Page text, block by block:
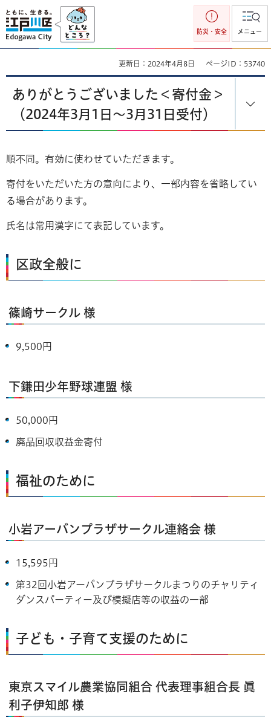
江戸川区
防災・安全 メニュー
更新日：2024年4月8日 ページID：53740
ありがとうございました＜寄付金＞
（2024年3月1日～3月31日受付）
順不同。有効に使わせていただきます。
寄付をいただいた方の意向により、一部内容を省略してい
る場合があります。
氏名は常用漢字にて表記しています。
区政全般に
篠崎サークル 様
9,500円
下鎌田少年野球連盟 様
50,000円
廃品回収収益金寄付
福祉のために
小岩アーバンプラザサークル連絡会 様
15,595円
第32回小岩アーバンプラザサークルまつりのチャリティ
ダンスパーティー及び模擬店等の収益の一部
子ども・子育て支援のために
東京スマイル農業協同組合 代表理事組合長 眞
利子伊知郎 様